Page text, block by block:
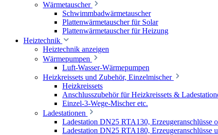
Wärmetauscher
Schwimmbadwärmetauscher
Plattenwärmetauscher für Solar
Plattenwärmetauscher für Heizung
Heiztechnik
Heiztechnik anzeigen
Wärmepumpen
Luft-Wasser-Wärmepumpen
Heizkreissets und Zubehör, Einzelmischer
Heizkreissets
Anschlusszubehör für Heizkreissets &
Einzel-3-Wege-Mischer etc.
Ladestationen
Ladestation DN25 RTA130, Erzeugeranschlüsse
Ladestation DN25 RTA180, Erzeugeranschlüsse